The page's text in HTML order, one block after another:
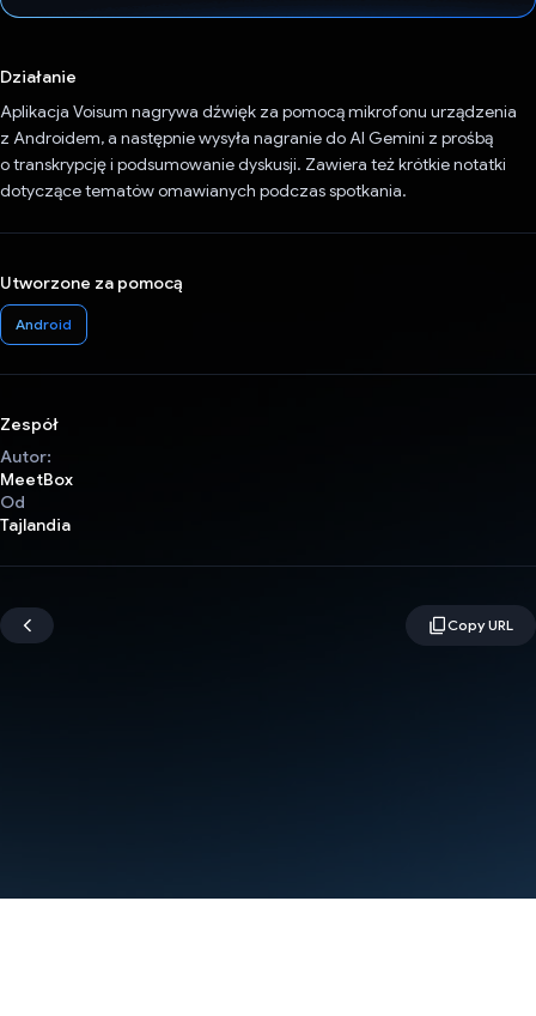
Działanie
Aplikacja Voisum nagrywa dźwięk za pomocą mikrofonu urządzenia
z Androidem, a następnie wysyła nagranie do AI Gemini z prośbą
o transkrypcję i podsumowanie dyskusji. Zawiera też krótkie notatki
dotyczące tematów omawianych podczas spotkania.
Utworzone za pomocą
Android
Zespół
Autor:
MeetBox
Od
Tajlandia